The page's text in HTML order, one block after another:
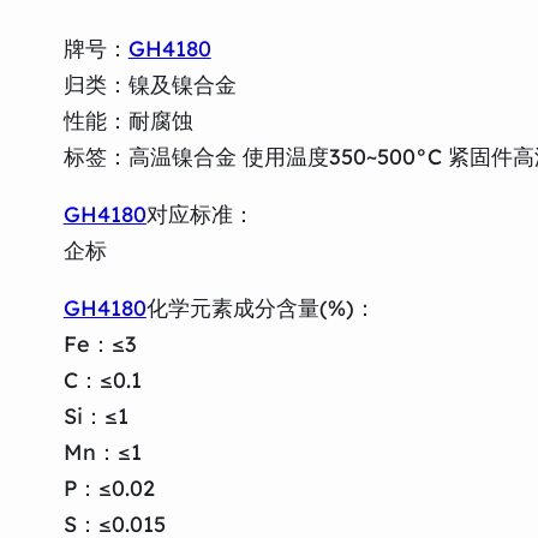
牌号： GH4180
归类：镍及镍合金
性能：耐腐蚀
标签：高温镍合金 使用温度350~500°C 紧固件
GH4180对应标准：
企标
GH4180化学元素成分含量(%)：
Fe：≤3
C：≤0.1
Si：≤1
Mn：≤1
P：≤0.02
S：≤0.015